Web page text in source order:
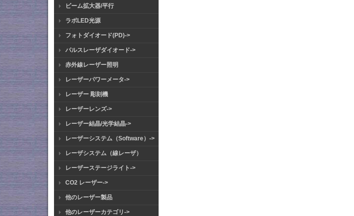
ビーム拡大器/平行
ラボLED光源
フォトダイオード(PD)->
パルスレーザダイオード->
赤外線レーザー照明
レーザーパワーメータ->
レーザー 彫刻機
レーザーレンズ->
レーザー結晶/光学結晶->
レーザーシステム（Software）->
レーザシステム（線レーザ）
レーザーステージライト->
CO2 レーザー->
他のレーザー製品
他のレーザーカテゴリ->